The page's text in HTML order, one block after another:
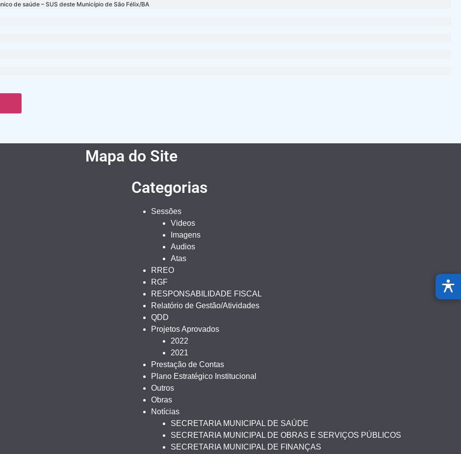
de saúde – SUS deste Município de São Félix/BA
Mapa do Site
Categorias
Sessões
Videos
Imagens
Audios
Atas
RREO
RGF
RESPONSABILIDADE FISCAL
Relatório de Gestão/Atividades
QDD
Projetos Aprovados
2022
2021
Prestação de Contas
Plano Estratégico Institucional
Outros
Obras
Notícias
SECRETARIA MUNICIPAL DE SAÚDE
SECRETARIA MUNICIPAL DE OBRAS E SERVIÇOS PÚBLICOS
SECRETARIA MUNICIPAL DE FINANÇAS